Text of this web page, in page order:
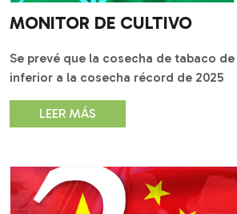
MONITOR DE CULTIVO
Se prevé que la cosecha de tabaco de
inferior a la cosecha récord de 2025
LEER MÁS